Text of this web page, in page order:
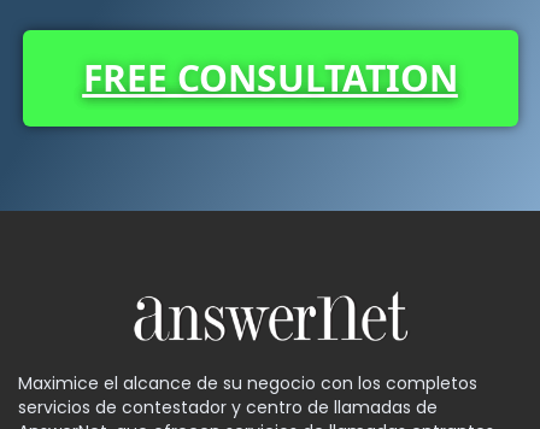
FREE CONSULTATION
Maximice el alcance de su negocio con los completos
servicios de contestador y centro de llamadas de